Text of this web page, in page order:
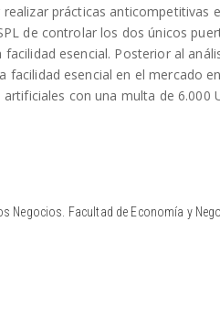
prácticas anticompetitivas
de controlar los dos únicos
esencial. Posterior al
facilidad esencial en el mercado
con una multa de 6.000
Negocios. Facultad de Economía y